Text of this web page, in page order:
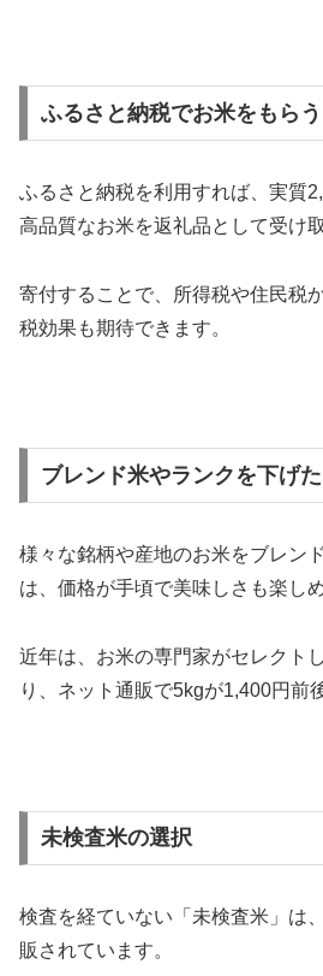
ふるさと納税でお米をもらう
ふるさと納税を利用すれば、実質
高品質なお米を返礼品として受け
寄付することで、所得税や住民税
税効果も期待できます。
ブレンド米やランクを下げ
様々な銘柄や産地のお米をブレン
は、価格が手頃で美味しさも楽しめ
近年は、お米の専門家がセレクト
り、ネット通販で5kgが1,400円前
未検査米の選択
検査を経ていない「未検査米」は
販されています。